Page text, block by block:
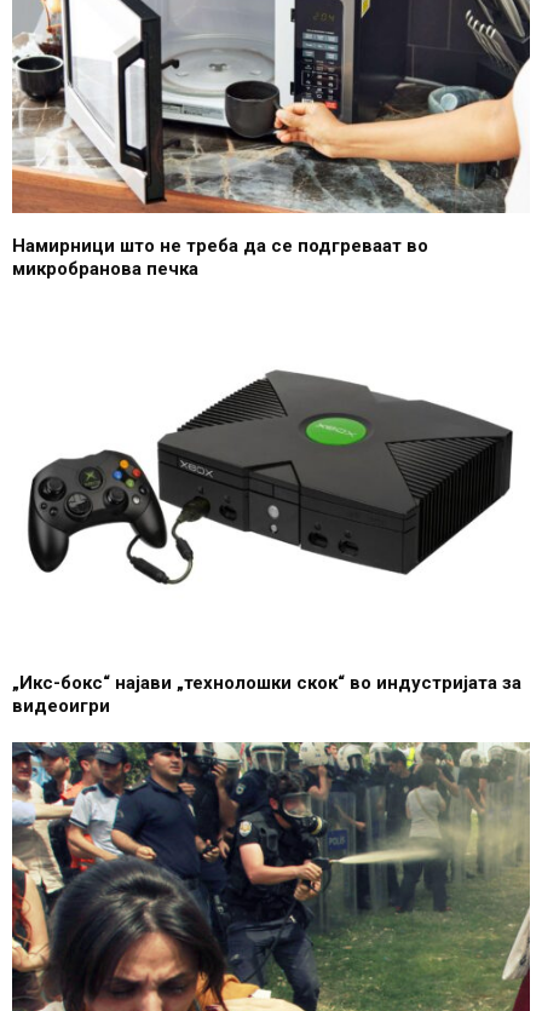
Намирници што не треба да се подгреваат во
микробранова печка
„Икс-бокс“ најави „технолошки скок“ во индустријата за
видеоигри